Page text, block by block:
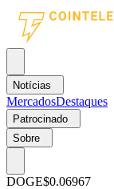
Notícias
MercadosDestaques
Patrocinado
Sobre
DOGE$0.06967